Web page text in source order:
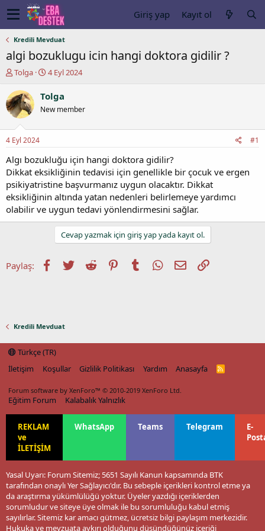
Giriş yap Kayıt ol
Kredili Mevduat
algi bozuklugu icin hangi doktora gidilir ?
K
n
u
y
b
a
ş
l
a
t
a
n
Tolga
B
ş
a
ç
t
a
r
i
h
i
4 Eyl 2024
Tolga
New member
4 Eyl 2024 #1
Algı bozukluğu için hangi doktora gidilir?
Dikkat eksikliğinin tedavisi için genellikle bir çocuk ve ergen
psikiyatristine başvurmanız uygun olacaktır. Dikkat
eksikliğinin altında yatan nedenleri belirlemeye yardımcı
olabilir ve uygun tedavi yönlendirmesini sağlar.
Cevap yazmak için giriş yap yada kayıt ol.
Paylaş: Facebook
TwitterReddit PinterestTumblrWhatsApp
E-postaLink
Kredili Mevduat
Türkçe (TR)
İletişim
Koşullar Gizlilik Politikası Yardım Anasayfa
R
Forum software by XenForo™ © 2010-2019 XenForo Ltd.
Eğitim Forum Kalabalık Yalnızlık
REKLAM
ve
İLETİŞİM
WhatsApp Teams Telegram
E-
Yasal Uyarı: Forum Sitemiz; 5651 Sayılı Kanun kapsamında BTK
tarafından onaylı Yer Sağlayıcı'dır. Bu sebeple içerikleri kontrol etme ya
da araştırma yükümlülüğü yoktur. Üyeler yazdığı içeriklerden
sorumludur ve siteye üye olmak ile bu sorumluluğu kabul etmiş
sayılırlar. Sitemiz kar amacı gütmez, ücretsiz bilgi paylaşım merkezidir.
Hukuka ve mevzuata aykırı olduğunu düşündüğünüz içeriği